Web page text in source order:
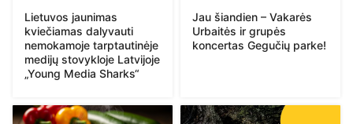
Lietuvos jaunimas
kviečiamas dalyvauti
nemokamoje tarptautinėje
medijų stovykloje Latvijoje
„Young Media Sharks“
Jau šiandien – Vakarės
Urbaitės ir grupės
koncertas Gegučių parke!